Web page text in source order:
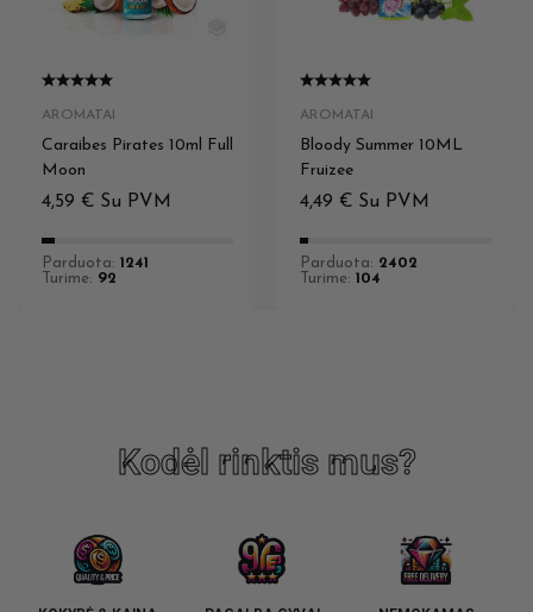
AROMATAI
Caraibes Pirates 10ml Full
Moon
4,59 € Su PVM
Parduota: 1241
Turime: 92
AROMATAI
Bloody Summer 10ML
Fruizee
4,49 € Su PVM
Parduota: 2402
Turime: 104
Kodėl rinktis mus?